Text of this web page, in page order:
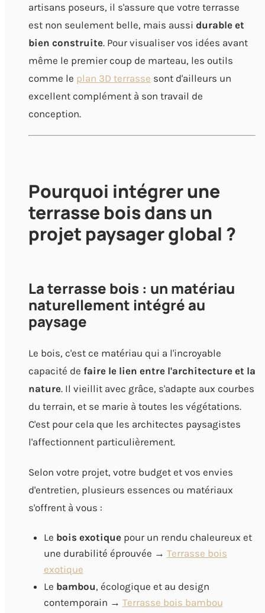
artisans poseurs, il s'assure que votre terrasse
est non seulement belle, mais aussi durable et
bien construite. Pour visualiser vos idées avant
même le premier coup de marteau, les outils
comme le plan 3D terrasse sont d'ailleurs un
excellent complément à son travail de
conception.
Pourquoi intégrer une
terrasse bois dans un
projet paysager global ?
La terrasse bois : un matériau
naturellement intégré au
paysage
Le bois, c'est ce matériau qui a l'incroyable
capacité de faire le lien entre l'architecture et la
nature. Il vieillit avec grâce, s'adapte aux courbes
du terrain, et se marie à toutes les végétations.
C'est pour cela que les architectes paysagistes
l'affectionnent particulièrement.
Selon votre projet, votre budget et vos envies
d'entretien, plusieurs essences ou matériaux
s'offrent à vous :
Le bois exotiquepour un rendu chaleureux et
une durabilité éprouvée → Terrasse bois
exotique
Le bambou, écologique et au design
contemporain → Terrasse bois bambou